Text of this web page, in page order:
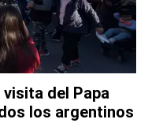
visita del Papa
los argentinos